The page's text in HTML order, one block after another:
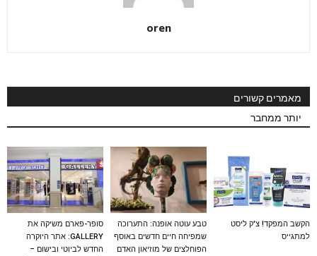
oren
מאמרים קשורים
יותר ממחבר
הקשב המפקד! צ'ק ליסט
למתגייס
טבע עוטה אופנה: התערוכה
שמפיחה חיים חדשים באוסף
הפוחלצים של מוזיאון האדם
סופר-פארם משיקה את
GALLERY: אתר היוקרה
החדש לביוטי ובישום –